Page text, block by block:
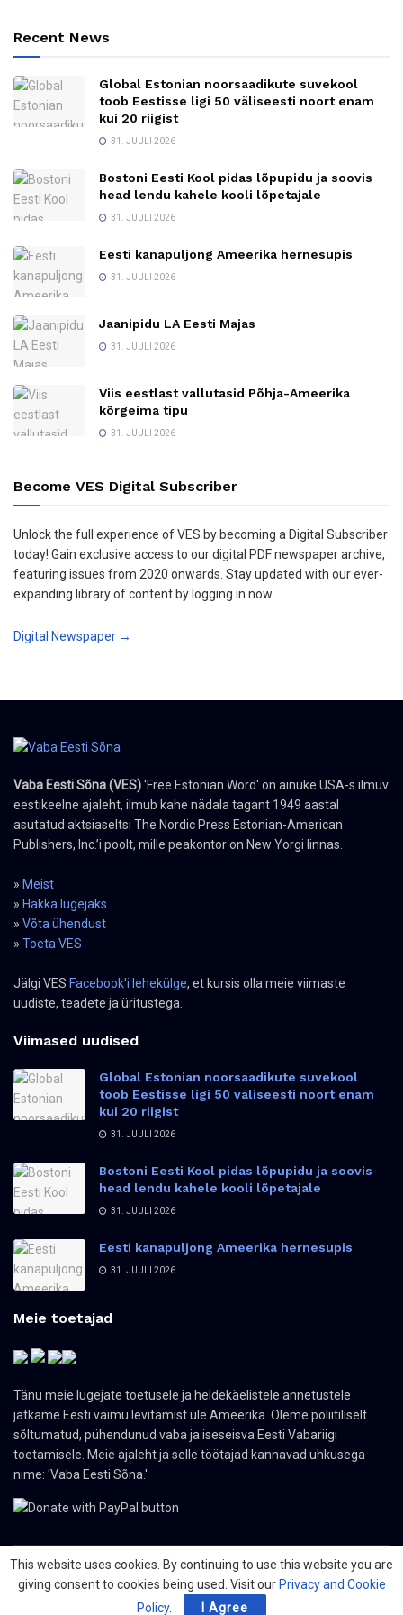
Recent News
Global Estonian noorsaadikute suvekool
toob Eestisse ligi 50 väliseesti noort enam
kui 20 riigist
31. JUULI 2026
Bostoni Eesti Kool pidas lõpupidu ja soovis
head lendu kahele kooli lõpetajale
31. JUULI 2026
Eesti kanapuljong Ameerika hernesupis
31. JUULI 2026
Jaanipidu LA Eesti Majas
31. JUULI 2026
Viis eestlast vallutasid Põhja-Ameerika
kõrgeima tipu
31. JUULI 2026
Become VES Digital Subscriber
Unlock the full experience of VES by becoming a Digital Subscriber
today! Gain exclusive access to our digital PDF newspaper archive,
featuring issues from 2020 onwards. Stay updated with our ever-
expanding library of content by logging in now.
Digital Newspaper →
Vaba Eesti Sõna (VES)'Free Estonian Word' on ainuke USA-s ilmuv
eestikeelne ajaleht, ilmub kahe nädala tagant 1949 aastal
asutatud aktsiaseltsi The Nordic Press Estonian-American
Publishers, Inc.’i poolt, mille peakontor on New Yorgi linnas.
» Meist
» Hakka lugejaks
» Võta ühendust
» Toeta VES
Jälgi VES Facebook'i lehekülge, et kursis olla meie viimaste
uudiste, teadete ja üritustega.
Viimased uudised
Global Estonian noorsaadikute suvekool
toob Eestisse ligi 50 väliseesti noort enam
kui 20 riigist
31. JUULI 2026
Bostoni Eesti Kool pidas lõpupidu ja soovis
head lendu kahele kooli lõpetajale
31. JUULI 2026
Eesti kanapuljong Ameerika hernesupis
31. JUULI 2026
Meie toetajad
Tänu meie lugejate toetusele ja heldekäelistele annetustele
jätkame Eesti vaimu levitamist üle Ameerika. Oleme poliitiliselt
sõltumatud, pühendunud vaba ja iseseisva Eesti Vabariigi
toetamisele. Meie ajaleht ja selle töötajad kannavad uhkusega
nime: 'Vaba Eesti Sõna.'
© 2024 The Nordic Press Estonian-American Publishers, Inc. All Rights
This website uses cookies. By continuing to use this website you are
giving consent to cookies being used. Visit our Privacy and Cookie
Policy. I Agree